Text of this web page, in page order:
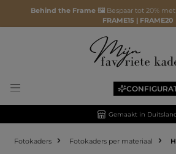
Behind the Frame 🖼️ Bespaar tot 20%
FRAME15 | FRAME20
Gemaakt in
Fotokaders Fotokaders per materiaal